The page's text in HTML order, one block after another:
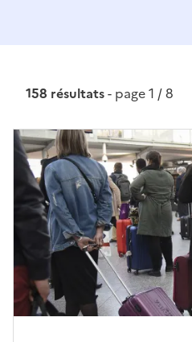
158 résultats- page 1 / 8